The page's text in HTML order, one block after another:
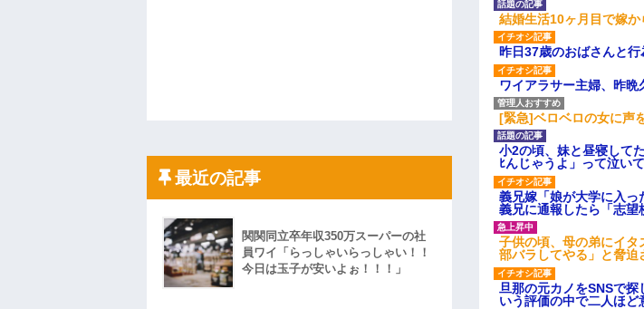
結婚生活10ヶ月目で嫁
昨日37歳のおばさんと
ワイアラサー主婦、昨晩
[緊急]ベロベロの女に声
小2の頃、妹と昼寝して
ﾋんじゃうよ」って泣い
義兄嫁「娘が大学に入
義兄に通報したら「志望
子供の頃、母の弟にイ
部バラしてやる」と脅迫
旦那の元カノをSNSで
いう評価の中で二人ほ
最近の記事
関関同立卒年収350万スーパーの社
員ワイ「らっしゃいらっしゃい！！
今日は玉子が安いよぉ！！！」